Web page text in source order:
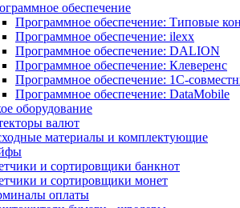
обеспечение
Программное обеспечение: Типовые
Программное обеспечение: ilexx
Программное обеспечение: DALION
Программное обеспечение: Клеверенс
Программное обеспечение: 1С-
Программное обеспечение: DataMobile
оборудование
валют
материалы и комплектующие
и сортировщики банкнот
и сортировщики монет
оплаты